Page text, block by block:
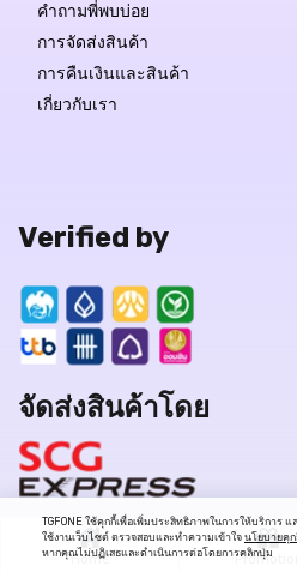
Home Promotion
คำถามพี่พบบ่อย
การจัดส่งสินค้า
การคืนเงินและสินค้า
เกี่ยวกับเรา
Verified by
จัดส่งสินค้าโดย
TGFONE ใช้คุกกี้เพื่อเพิ่มประสิทธิภาพในการให้บริการ
ใช้งานเว็บไซต์ ตรวจสอบและทำความเข้าใจ นโยบายคุก
หากคุณไม่ปฏิเสธและดำเนินการต่อโดยการคลิกปุ่ม